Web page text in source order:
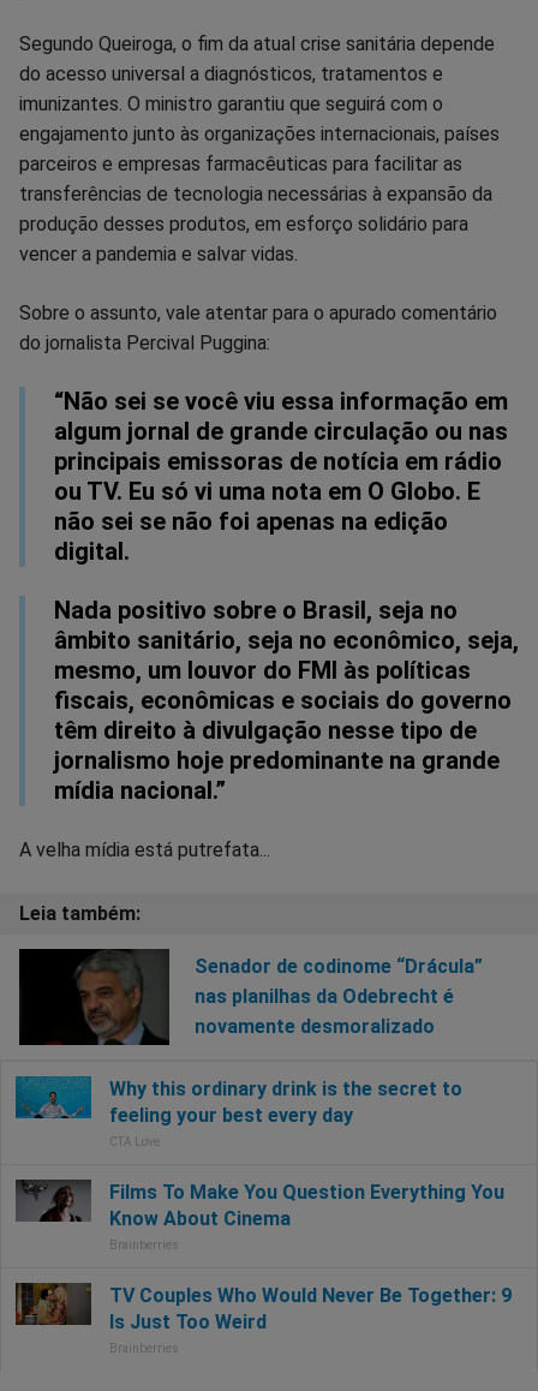
Segundo Queiroga, o fim da atual crise sanitária depende
do acesso universal a diagnósticos, tratamentos e
imunizantes. O ministro garantiu que seguirá com o
engajamento junto às organizações internacionais, países
parceiros e empresas farmacêuticas para facilitar as
transferências de tecnologia necessárias à expansão da
produção desses produtos, em esforço solidário para
vencer a pandemia e salvar vidas.
Sobre o assunto, vale atentar para o apurado comentário
do jornalista Percival Puggina:
“Não sei se você viu essa informação em
algum jornal de grande circulação ou nas
principais emissoras de notícia em rádio
ou TV. Eu só vi uma nota em O Globo. E
não sei se não foi apenas na edição
digital.
Nada positivo sobre o Brasil, seja no
âmbito sanitário, seja no econômico, seja,
mesmo, um louvor do FMI às políticas
fiscais, econômicas e sociais do governo
têm direito à divulgação nesse tipo de
jornalismo hoje predominante na grande
mídia nacional.”
A velha mídia está putrefata...
Senador de codinome “Drácula”
nas planilhas da Odebrecht é
novamente desmoralizado